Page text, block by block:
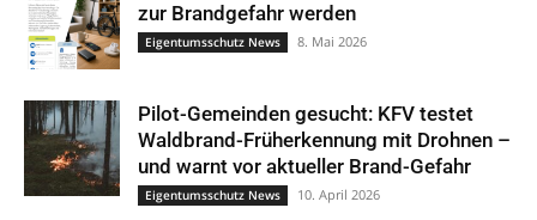
zur Brandgefahr werden
Eigentumsschutz News 8. Mai 2026
Pilot-Gemeinden gesucht: KFV testet
Waldbrand-Früherkennung mit Drohnen –
und warnt vor aktueller Brand-Gefahr
Eigentumsschutz News 10. April 2026